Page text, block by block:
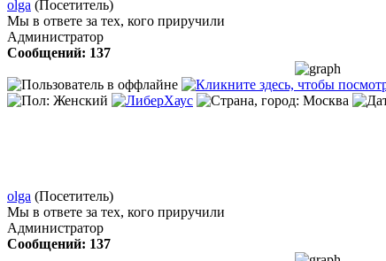
olga (Посетитель)
Мы в ответе за тех, кого приручили
Администратор
Сообщений: 137
olga (Посетитель)
Мы в ответе за тех, кого приручили
Администратор
Сообщений: 137